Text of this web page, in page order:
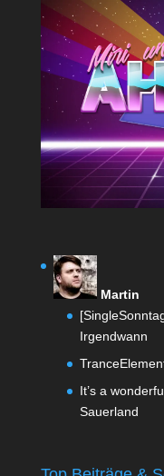
Martin
Irgendwann
It’s a
Sauerland